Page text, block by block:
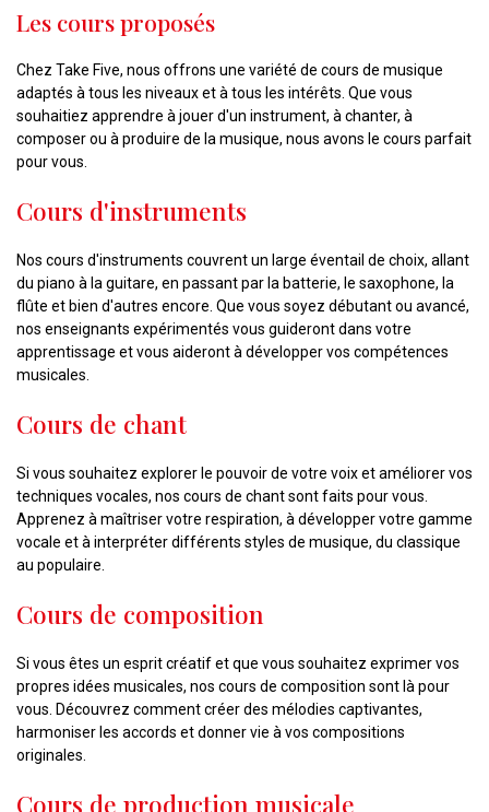
Les cours proposés
Chez Take Five, nous offrons une variété de cours de musique
adaptés à tous les niveaux et à tous les intérêts. Que vous
souhaitiez apprendre à jouer d'un instrument, à chanter, à
composer ou à produire de la musique, nous avons le cours parfait
pour vous.
Cours d'instruments
Nos cours d'instruments couvrent un large éventail de choix, allant
du piano à la guitare, en passant par la batterie, le saxophone, la
flûte et bien d'autres encore. Que vous soyez débutant ou avancé,
nos enseignants expérimentés vous guideront dans votre
apprentissage et vous aideront à développer vos compétences
musicales.
Cours de chant
Si vous souhaitez explorer le pouvoir de votre voix et améliorer vos
techniques vocales, nos cours de chant sont faits pour vous.
Apprenez à maîtriser votre respiration, à développer votre gamme
vocale et à interpréter différents styles de musique, du classique
au populaire.
Cours de composition
Si vous êtes un esprit créatif et que vous souhaitez exprimer vos
propres idées musicales, nos cours de composition sont là pour
vous. Découvrez comment créer des mélodies captivantes,
harmoniser les accords et donner vie à vos compositions
originales.
Cours de production musicale